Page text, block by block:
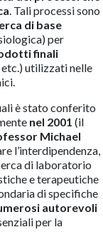
. Tali processi sono
di base
per
finali
utilizzati nelle
è stato conferito
nel 2001 (il
Michael
l’interdipendenza,
di laboratorio
e terapeutiche
di specifiche
autorevoli
per la